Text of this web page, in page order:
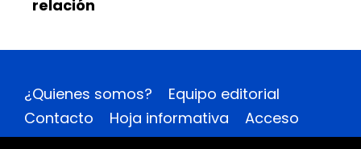
relación
¿Quienes somos?
Equipo editorial
Contacto
Hoja informativa
Acceso
Avisos Legales
Mapa del sitio